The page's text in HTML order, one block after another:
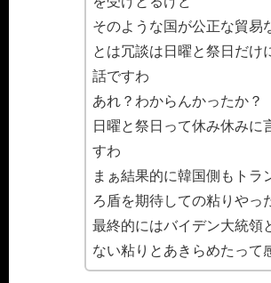
そのような国が公正な貿易
とは冗談は日曜と祭日だけ
話ですわ
あれ？わからんかったか？
日曜と祭日って休み休みに
すわ
まぁ結果的に韓国側もトラ
ろ盾を期待しての粘りやっ
最終的にはバイデン大統領
ない粘りとあきらめたって